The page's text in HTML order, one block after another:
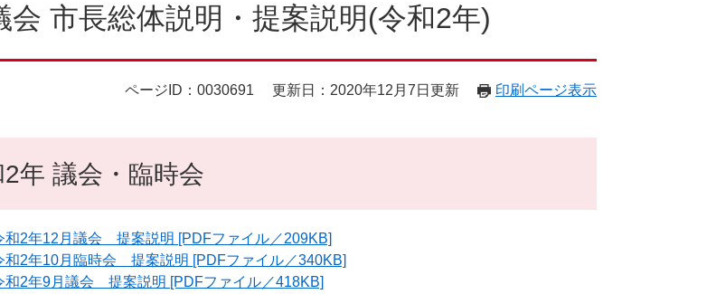
会 市長総体説明・提案説明(令和2年)
ページID：0030691 更新日：2020年12月7日更新 印刷ページ表示
年 議会・臨時会
和2年12月議会 提案説明 [PDFファイル／209KB]
和2年10月臨時会 提案説明 [PDFファイル／340KB]
和2年9月議会 提案説明 [PDFファイル／418KB]